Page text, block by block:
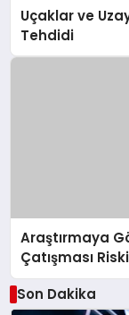
Uçaklar ve
Tehdidi
Araştırmaya
Çatışması
Son Dakika